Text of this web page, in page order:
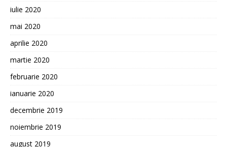
iulie 2020
mai 2020
aprilie 2020
martie 2020
februarie 2020
ianuarie 2020
decembrie 2019
noiembrie 2019
august 2019